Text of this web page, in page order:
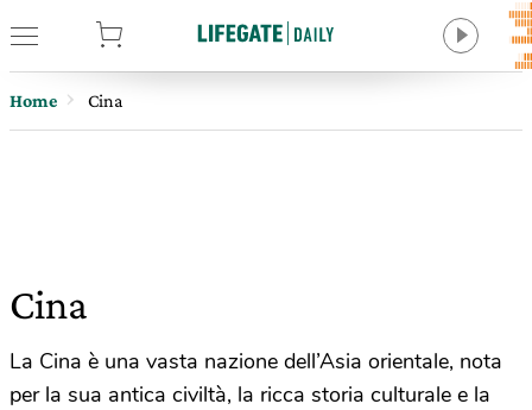
Home Cina
Cina
La Cina è una vasta nazione dell’Asia orientale, nota
per la sua antica civiltà, la ricca storia culturale e la